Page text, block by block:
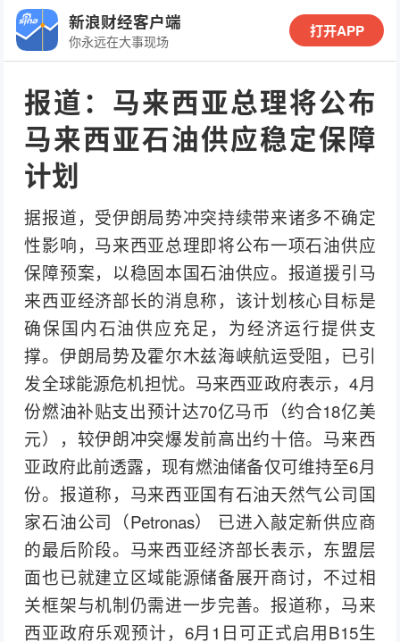
新浪财经客户端
你永远在大事现场
打开APP
报道：马来西亚总理将公布
马来西亚石油供应稳定保障
计划
据报道，受伊朗局势冲突持续带来诸多不确定
性影响，马来西亚总理即将公布一项石油供应
保障预案，以稳固本国石油供应。报道援引马
来西亚经济部长的消息称，该计划核心目标是
确保国内石油供应充足，为经济运行提供支
撑。伊朗局势及霍尔木兹海峡航运受阻，已引
发全球能源危机担忧。马来西亚政府表示，4月
份燃油补贴支出预计达70亿马币（约合18亿美
元），较伊朗冲突爆发前高出约十倍。马来西
亚政府此前透露，现有燃油储备仅可维持至6月
份。报道称，马来西亚国有石油天然气公司国
家石油公司（Petronas） 已进入敲定新供应商
的最后阶段。马来西亚经济部长表示，东盟层
面也已就建立区域能源储备展开商讨，不过相
关框架与机制仍需进一步完善。报道称，马来
西亚政府乐观预计，6月1日可正式启用B15生